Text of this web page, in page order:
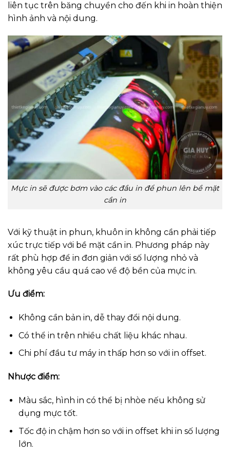
liên tục trên băng chuyền cho đến khi in hoàn thiện
hình ảnh và nội dung.
Mực in sẽ được bơm vào các đầu in để phun lên bề mặt
cần in
Với kỹ thuật in phun, khuôn in không cần phải tiếp
xúc trực tiếp với bề mặt cần in. Phương pháp này
rất phù hợp để in đơn giản với số lượng nhỏ và
không yêu cầu quá cao về độ bền của mực in.
Ưu điểm:
Không cần bản in, dễ thay đổi nội dung.
Có thể in trên nhiều chất liệu khác nhau.
Chi phí đầu tư máy in thấp hơn so với in offset.
Nhược điểm:
Màu sắc, hình in có thể bị nhòe nếu không sử
dụng mực tốt.
Tốc độ in chậm hơn so với in offset khi in số lượng
lớn.